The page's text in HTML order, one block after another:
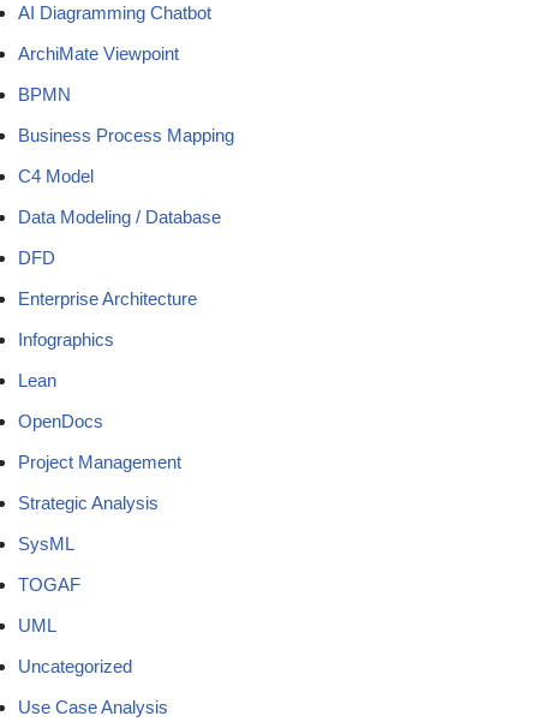
AI Diagramming Chatbot
ArchiMate Viewpoint
BPMN
Business Process Mapping
C4 Model
Data Modeling / Database
DFD
Enterprise Architecture
Infographics
Lean
OpenDocs
Project Management
Strategic Analysis
SysML
TOGAF
UML
Uncategorized
Use Case Analysis